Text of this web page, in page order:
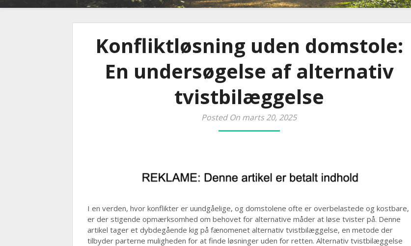
Konfliktløsning uden domstole:
En undersøgelse af alternativ
tvistbilæggelse
Posted On marts 20, 2025
I en verden, hvor konflikter er uundgåelige, og domstolene ofte er overbelastede og kostbare,
er der stigende opmærksomhed om behovet for alternative måder at løse tvister på. Denne
artikel tager et dybdegående kig på fænomenet alternativ tvistbilæggelse, en metode der
tilbyder parterne muligheden for at finde løsninger uden for retten. Alternativ tvistbilæggelse